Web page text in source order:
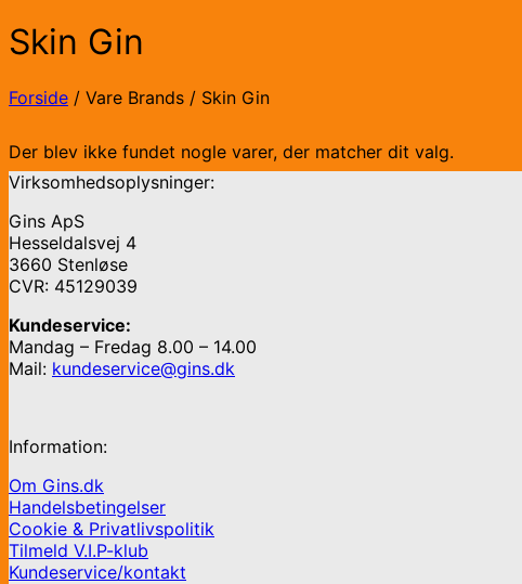
Skin Gin
Forside / Vare Brands / Skin Gin
Der blev ikke fundet nogle varer, der matcher dit valg.
Virksomhedsoplysninger:
Gins ApS
Hesseldalsvej 4
3660 Stenløse
CVR: 45129039
Kundeservice:
Mandag – Fredag 8.00 – 14.00
Mail: kundeservice@gins.dk
Information:
Om Gins.dk
Handelsbetingelser
Cookie & Privatlivspolitik
Tilmeld V.I.P-klub
Kundeservice/kontakt